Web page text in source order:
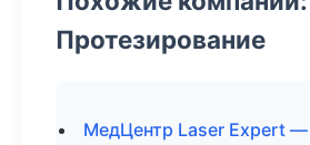
Протезирование
МедЦентр Laser Expert —